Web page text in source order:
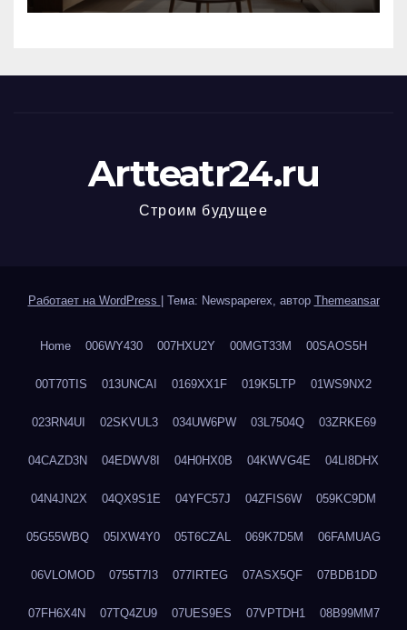
Artteatr24.ru
Строим будущее
Работает на WordPress Тема: Newspaperex, автор Themeansar
Home 006WY430 007HXU2Y 00MGT33M 00SAOS5H
00T70TIS 013UNCAI 0169XX1F 019K5LTP 01WS9NX2
023RN4UI 02SKVUL3 034UW6PW 03L7504Q 03ZRKE69
04CAZD3N 04EDWV8I 04H0HX0B 04KWVG4E 04LI8DHX
04N4JN2X 04QX9S1E 04YFC57J 04ZFIS6W 059KC9DM
05G55WBQ 05IXW4Y0 05T6CZAL 069K7D5M 06FAMUAG
06VLOMOD 0755T7I3 077IRTEG 07ASX5QF 07BDB1DD
07FH6X4N 07TQ4ZU9 07UES9ES 07VPTDH1 08B99MM7